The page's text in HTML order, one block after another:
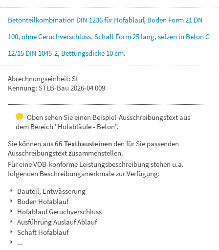
Betonteilkombination DIN 1236fürHofablauf, Boden Form21 DN
100, ohneGeruchverschluss, Schaft Form25 lang, setzen in Beton C
12/15 DIN 1045-2, Bettungsdicke 10cm.
Abrechnungseinheit: St
Kennung: STLB-Bau 2026-04 009
Oben sehen Sie einen Beispiel-Ausschreibungstext aus
dem Bereich "Hofabläufe - Beton".
Sie können aus66 Textbausteinenden für Sie passenden
Ausschreibungstext zusammenstellen.
Für eine VOB-konforme Leistungsbeschreibung stehen u.a.
folgenden Beschreibungsmerkmale zur Verfügung:
Bauteil, Entwässerung -
Boden Hofablauf
Hofablauf Geruchverschluss
Ausführung Auslauf Ablauf
Schaft Hofablauf
...